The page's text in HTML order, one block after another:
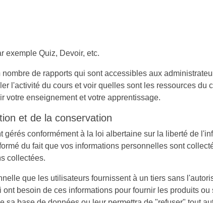
exemple Quiz, Devoir, etc.
de rapports qui sont accessibles aux
l'activité du cours et voir quelles sont les ressources
votre enseignement et votre apprentissage.
et de la conservation
conformément à la loi albertaine sur la liberté de
du fait que vos informations personnelles sont
collectées.
que les utilisateurs fournissent à un tiers sans
besoin de ces informations pour fournir les produits